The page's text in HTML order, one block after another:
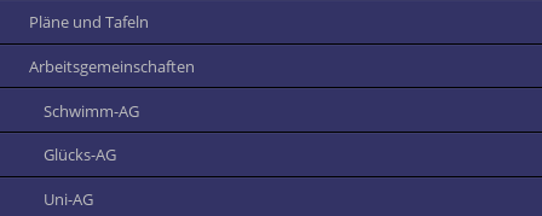
Pläne und Tafeln
Arbeitsgemeinschaften
Schwimm-AG
Glücks-AG
Uni-AG